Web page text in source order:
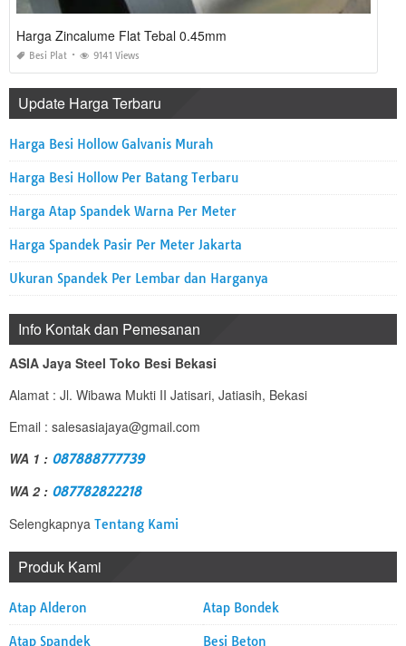
Harga Zincalume Flat Tebal 0.45mm
Besi Plat 9141 Views
Update Harga Terbaru
Harga Besi Hollow Galvanis Murah
Harga Besi Hollow Per Batang Terbaru
Harga Atap Spandek Warna Per Meter
Harga Spandek Pasir Per Meter Jakarta
Ukuran Spandek Per Lembar dan Harganya
Info Kontak dan Pemesanan
ASIA Jaya Steel Toko Besi Bekasi
Alamat : Jl. Wibawa Mukti II Jatisari, Jatiasih, Bekasi
Email : salesasiajaya@gmail.com
WA 1 : 087888777739
WA 2 : 087782822218
Selengkapnya Tentang Kami
Produk Kami
Atap Alderon Atap Bondek
Atap Spandek Besi Beton